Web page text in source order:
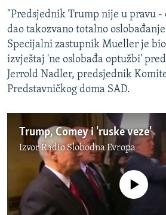
"Predsjednik Trump nije u pravu -
dao takozvano totalno
Specijalni zastupnik Mueller je bio
izvještaj 'ne oslobađa optužbi'
Jerrold Nadler, predsjednik
Predstavničkog doma SAD.
Trump, Comey i 'ruske veze'
IzvorRadio Slobodna Evropa
No media source